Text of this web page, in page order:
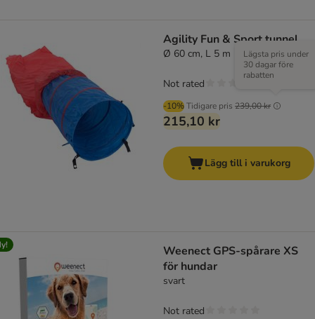
Agility Fun & Sport tunnel
Ø 60 cm, L 5 m
-10%Tidigare pris 239,00 kr
Lägsta pris under
30 dagar före
rabatten
215,10 kr
Not rated
Lägg till i varukorg
Weenect GPS-spårare XS
för hundar
svart
Not rated